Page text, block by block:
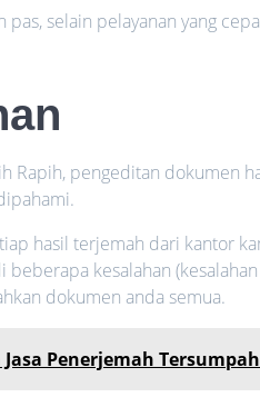
selain pelayanan yang
Rapih, pengeditan dokumen
hasil terjemah dari kantor
kesalahan
dokumen anda semua.
Penerjemah